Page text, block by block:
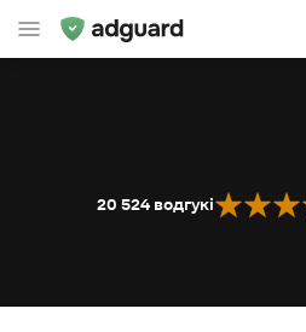
20 524 водгукі